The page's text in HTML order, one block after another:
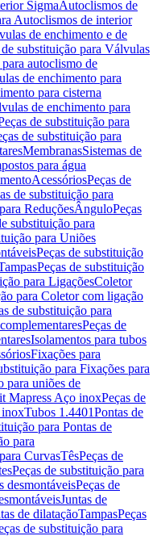
SigmaAutoclismos de
Autoclismos de interior
de enchimento e de
de substituição para Válvulas
autoclismo de
de enchimento para
para cisterna
de enchimento para
de substituição para
de substituição para
MembranasSistemas de
para água
AcessóriosPeças de
de substituição para
ReduçõesÂnguloPeças
substituição para
para Uniões
Peças de substituição
Peças de substituição
para LigaçõesColetor
para Coletor com ligação
de substituição para
Peças de
Isolamentos para tubos
Fixações para
para Fixações para
para uniões de
Mapress Aço inoxPeças de
inoxTubos 1.4401Pontas de
para Pontas de
para
CurvasTêsPeças de
Peças de substituição para
desmontáveisPeças de
Juntas de
de dilataçãoTampasPeças
de substituição para